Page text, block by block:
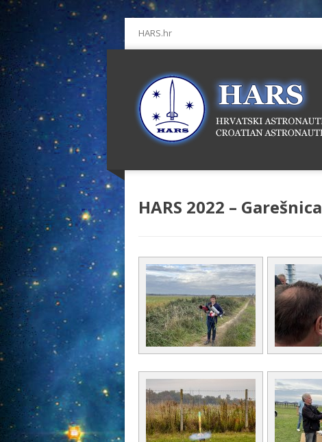
HARS.hr
HARS 2022 – Garešnica